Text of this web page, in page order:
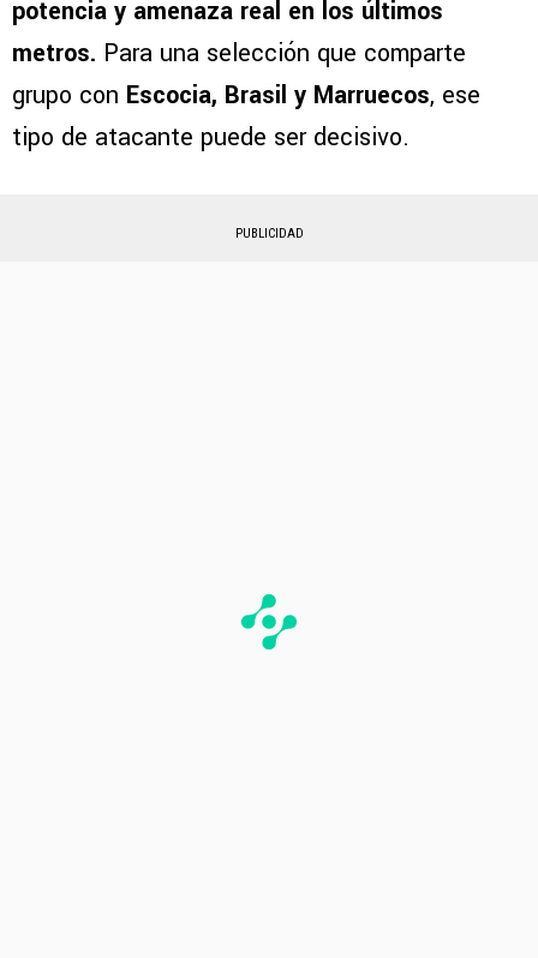
potencia y amenaza real en los últimos
metros. Para una selección que comparte
grupo con Escocia, Brasil y Marruecos, ese
tipo de atacante puede ser decisivo.
PUBLICIDAD